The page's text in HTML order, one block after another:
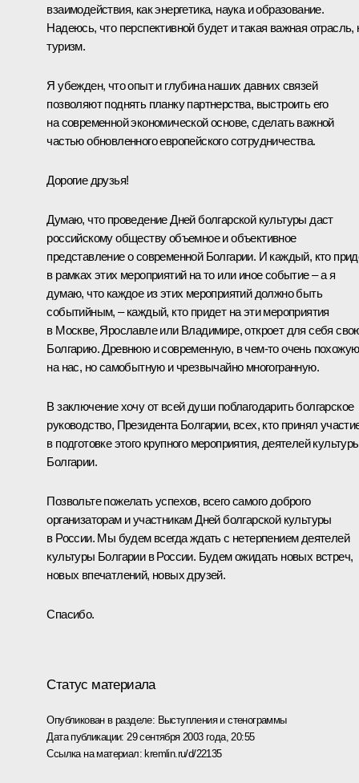
взаимодействия, как энергетика, наука и образование.
Надеюсь, что перспективной будет и такая важная отрасль,
туризм.
Я убежден, что опыт и глубина наших давних связей
позволяют поднять планку партнерства, выстроить его
на современной экономической основе, сделать важной
частью обновленного европейского сотрудничества.
Дорогие друзья!
Думаю, что проведение Дней болгарской культуры даст
российскому обществу объемное и объективное
представление о современной Болгарии. И каждый, кто
в рамках этих мероприятий на то или иное событие – а я
думаю, что каждое из этих мероприятий должно быть
событийным, – каждый, кто придет на эти мероприятия
в Москве, Ярославле или Владимире, откроет для себя
Болгарию. Древнюю и современную, в чем‑то очень похожую
на нас, но самобытную и чрезвычайно многогранную.
В заключение хочу от всей души поблагодарить болгарское
руководство, Президента Болгарии, всех, кто принял
в подготовке этого крупного мероприятия, деятелей
Болгарии.
Позвольте пожелать успехов, всего самого доброго
организаторам и участникам Дней болгарской культуры
в России. Мы будем всегда ждать с нетерпением деятелей
культуры Болгарии в России. Будем ожидать новых встреч,
новых впечатлений, новых друзей.
Спасибо.
Статус материала
Опубликован в разделе: Выступления и стенограммы
Дата публикации: 29 сентября 2003 года, 20:55
Ссылка на материал:kremlin.ru/d/22135